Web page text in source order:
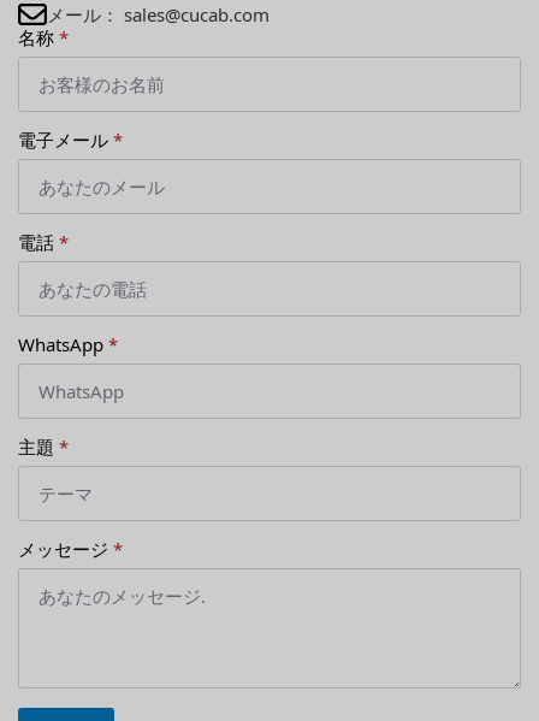
メール： sales@cucab.com
名称 *
電子メール *
電話 *
WhatsApp *
主題 *
メッセージ *